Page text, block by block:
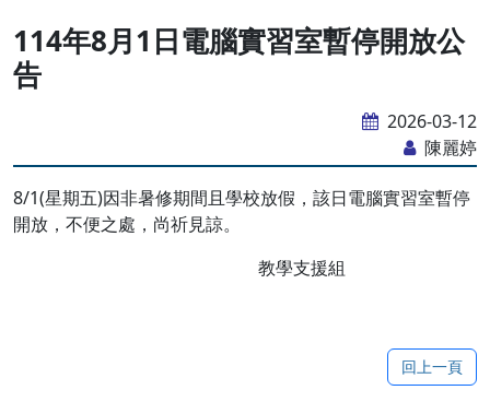
114年8月1日電腦實習室暫停開放公
告
2026-03-12
陳麗婷
8/1(星期五)因非暑修期間且學校放假，該日電腦實習室暫停
開放，不便之處，尚祈見諒。
教學支援組
回上一頁